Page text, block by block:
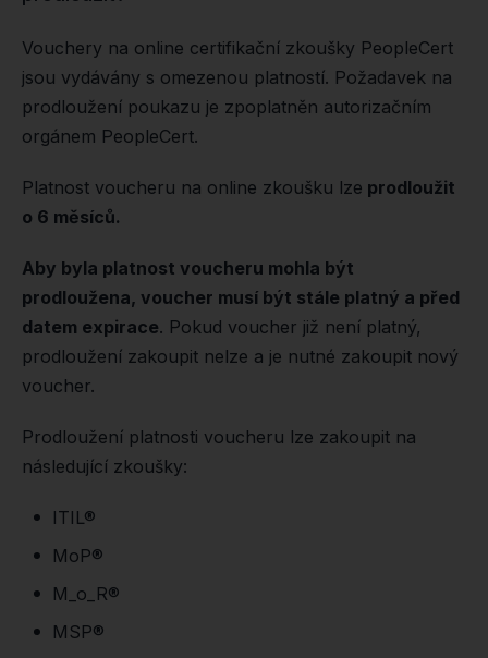
Vouchery na online certifikační zkoušky PeopleCert
jsou vydávány s omezenou platností. Požadavek na
prodloužení poukazu je zpoplatněn autorizačním
orgánem PeopleCert.
Platnost voucheru na online zkoušku lze prodloužit
o 6 měsíců.
Aby byla platnost voucheru mohla být
prodloužena, voucher musí být stále platný a před
datem expirace. Pokud voucher již není platný,
prodloužení zakoupit nelze a je nutné zakoupit nový
voucher.
Prodloužení platnosti voucheru lze zakoupit na
následující zkoušky:
ITIL®
MoP®
M_o_R®
MSP®